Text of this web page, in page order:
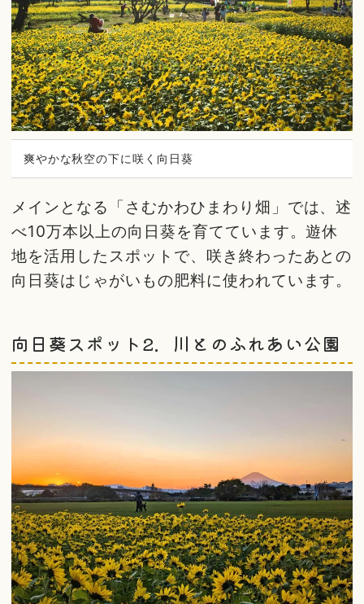
爽やかな秋空の下に咲く向日葵
メインとなる「さむかわひまわり畑」では、述
べ10万本以上の向日葵を育てています。遊休
地を活用したスポットで、咲き終わったあとの
向日葵はじゃがいもの肥料に使われています。
向日葵スポット2．川とのふれあい公園